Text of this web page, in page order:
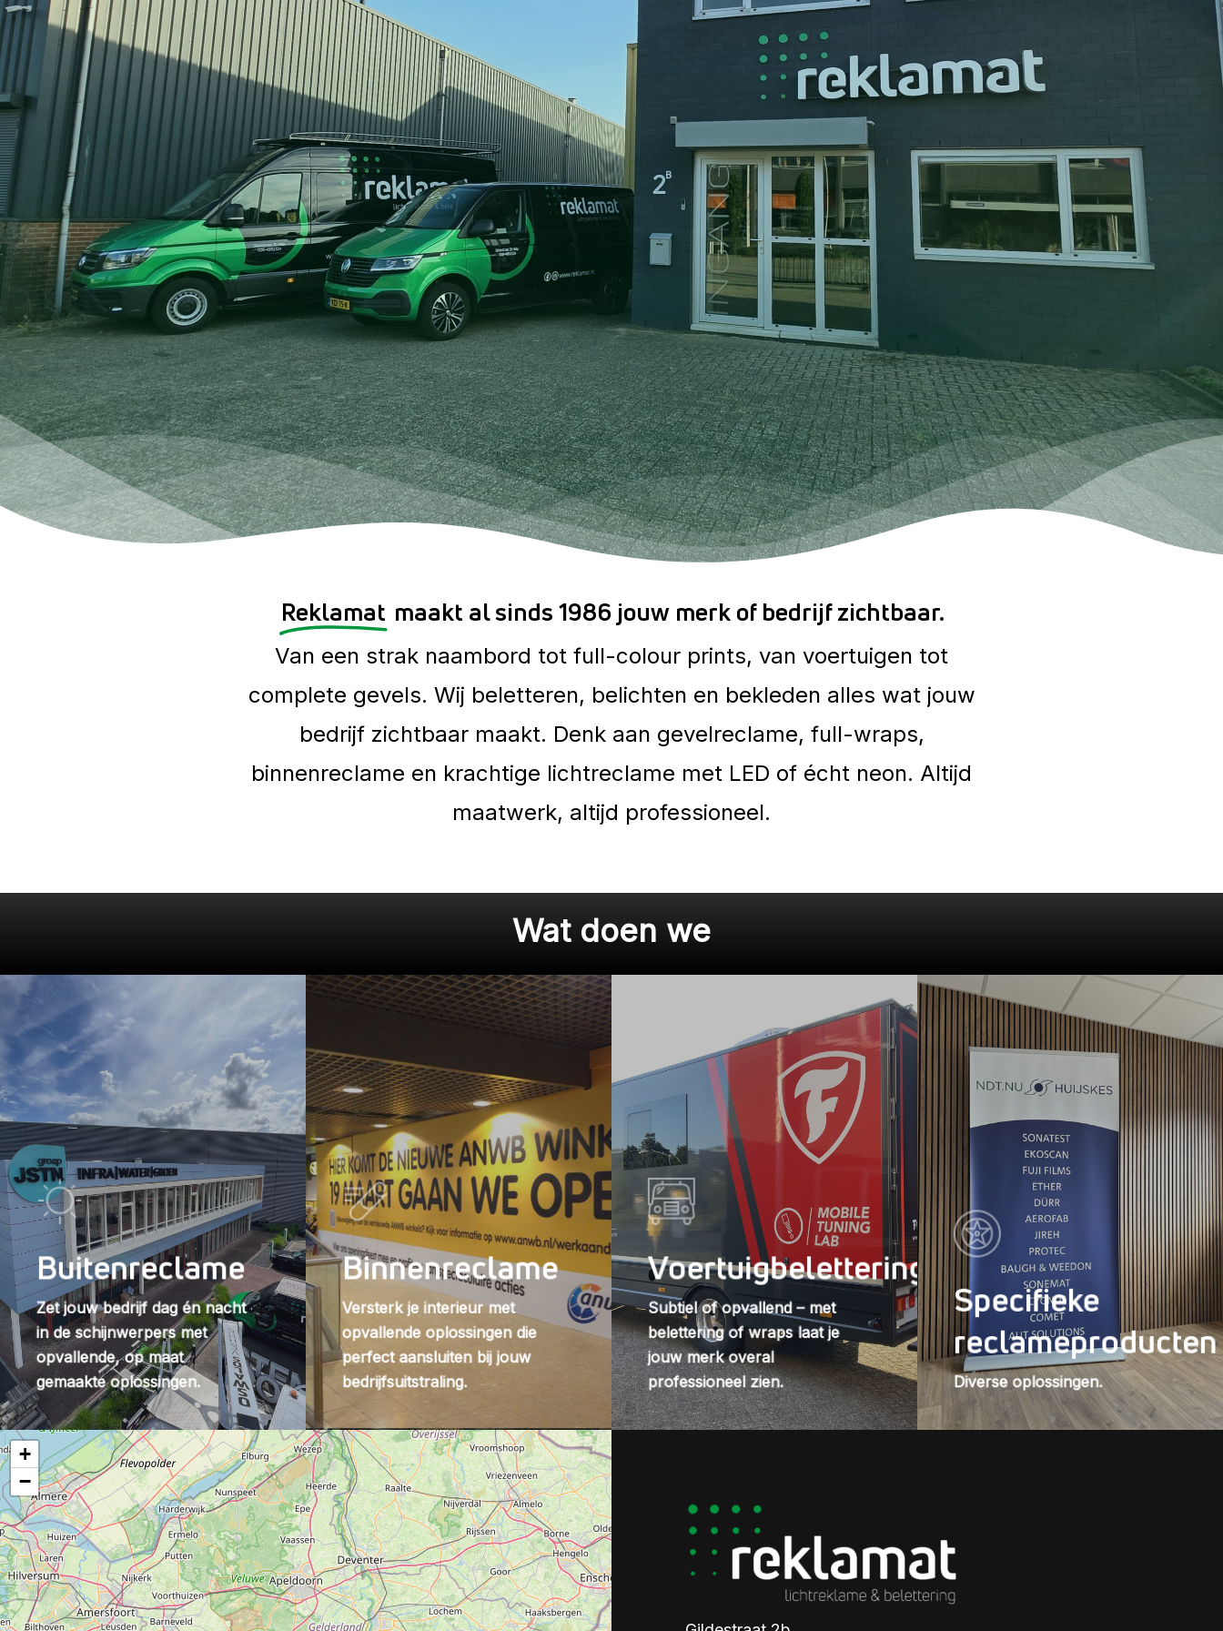
Reklamat maakt al sinds 1986 jouw merk of bedrijf zichtbaar.
Van een strak naambord tot full-colour prints, van voertuigen tot
complete gevels. Wij beletteren, belichten en bekleden alles wat jouw
bedrijf zichtbaar maakt. Denk aan gevelreclame, full-wraps,
binnenreclame en krachtige lichtreclame met LED of écht neon. Altijd
maatwerk, altijd professioneel.
Wat doen we
Learn
more
Buitenreclame
Zet jouw bedrijf dag én nacht
in de schijnwerpers met
opvallende, op maat
gemaakte oplossingen.
Learn
Binnenreclame
Versterk je interieur met
opvallende oplossingen die
perfect aansluiten bij jouw
bedrijfsuitstraling.
Voertuigbelettering
Subtiel of opvallend – met
belettering of wraps laat je
jouw merk overal
professioneel zien.
Learn
Specifieke
reclameproducten
Diverse oplossingen.
+
−